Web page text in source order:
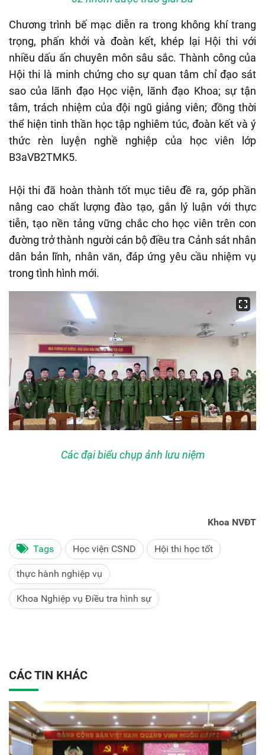
Chương trình bế mạc diễn ra trong không khí trang
trọng, phấn khởi và đoàn kết, khép lại Hội thi với
nhiều dấu ấn chuyên môn sâu sắc. Thành công của
Hội thi là minh chứng cho sự quan tâm chỉ đạo sát
sao của lãnh đạo Học viện, lãnh đạo Khoa; sự tận
tâm, trách nhiệm của đội ngũ giảng viên; đồng thời
thể hiện tinh thần học tập nghiêm túc, đoàn kết và ý
thức rèn luyện nghề nghiệp của học viên lớp
B3aVB2TMK5.
Hội thi đã hoàn thành tốt mục tiêu đề ra, góp phần
nâng cao chất lượng đào tạo, gắn lý luận với thực
tiễn, tạo nền tảng vững chắc cho học viên trên con
đường trở thành người cán bộ điều tra Cảnh sát nhân
dân bản lĩnh, nhân văn, đáp ứng yêu cầu nhiệm vụ
trong tình hình mới.
Các đại biểu chụp ảnh lưu niệm
Khoa NVĐT
Tags Học viện CSND Hội thi học tốt
thực hành nghiệp vụ
Khoa Nghiệp vụ Điều tra hình sự
CÁC TIN KHÁC